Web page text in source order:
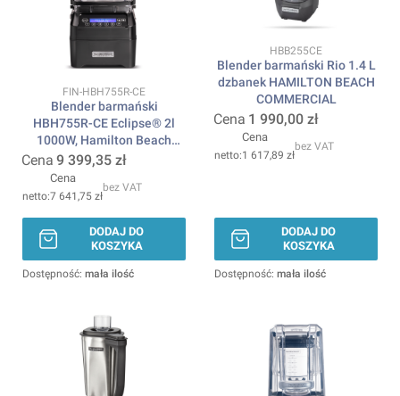
Kod produktu
FIN-HBH755R-CE
Blender barmański
HBH755R-CE Eclipse® 2l
1000W, Hamilton Beach
Commercial
Cena 9 399,35 zł
Cena
7 641,75 zł
bez VAT
DODAJ DO
KOSZYKA
Dostępność: mała ilość
Kod produktu
HBB255CE
Blender barmański Rio 1.4 L
dzbanek HAMILTON BEACH
COMMERCIAL
Cena 1 990,00 zł
Cena
1 617,89 zł
bez VAT
DODAJ DO
KOSZYKA
Dostępność: mała ilość